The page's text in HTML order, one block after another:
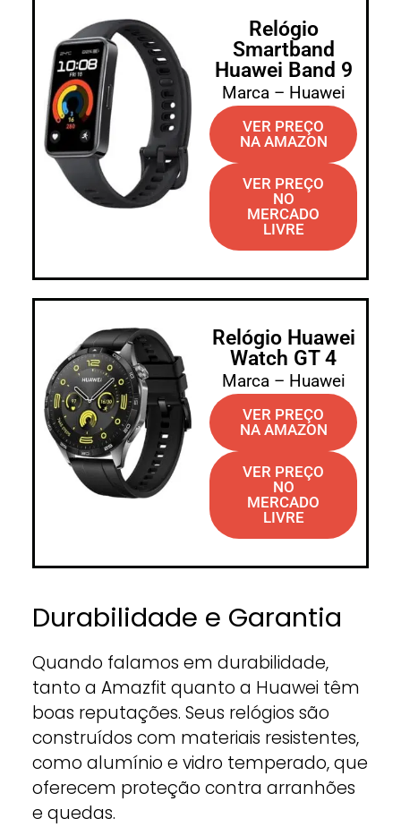
Relógio
Smartband
Huawei Band 9
Marca – Huawei
VER PREÇO
NA AMAZON
VER PREÇO
NO
MERCADO
LIVRE
Relógio Huawei
Watch GT 4
Marca – Huawei
VER PREÇO
NA AMAZON
VER PREÇO
NO
MERCADO
LIVRE
Durabilidade e Garantia
Quando falamos em durabilidade,
tanto a Amazfit quanto a Huawei têm
boas reputações. Seus relógios são
construídos com materiais resistentes,
como alumínio e vidro temperado, que
oferecem proteção contra arranhões
e quedas.